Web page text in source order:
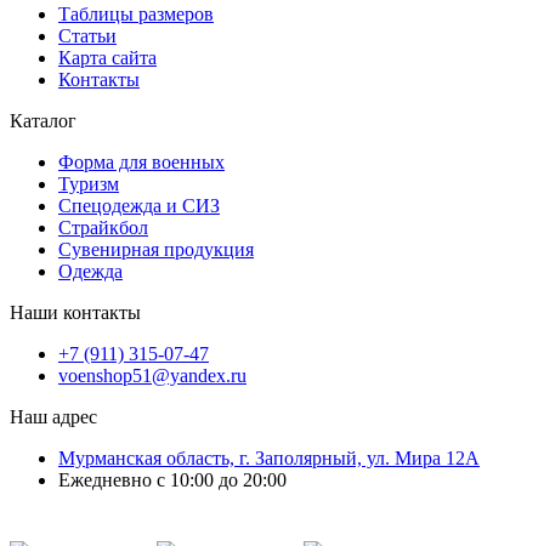
Таблицы размеров
Статьи
Карта сайта
Контакты
Каталог
Форма для военных
Туризм
Спецодежда и СИЗ
Страйкбол
Сувенирная продукция
Одежда
Наши контакты
+7 (911) 315-07-47
voenshop51@yandex.ru
Наш адрес
Мурманская область, г. Заполярный, ул. Мира 12А
Ежедневно с 10:00 до 20:00